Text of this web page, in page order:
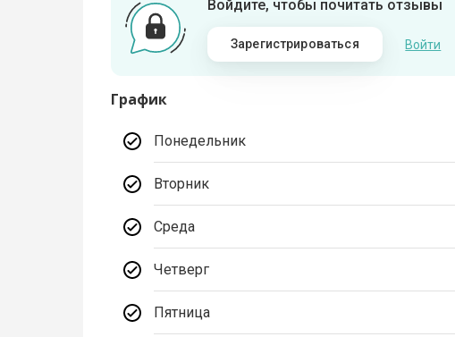
Войдите, чтобы почитать отзывы
Зарегистрироваться Войти
График
Понедельник
Вторник
Среда
Четверг
Пятница